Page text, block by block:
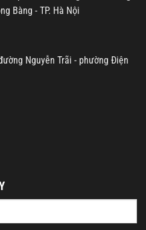
Bàng - TP. Hà Nội
Nguyễn Trãi - phường Điện